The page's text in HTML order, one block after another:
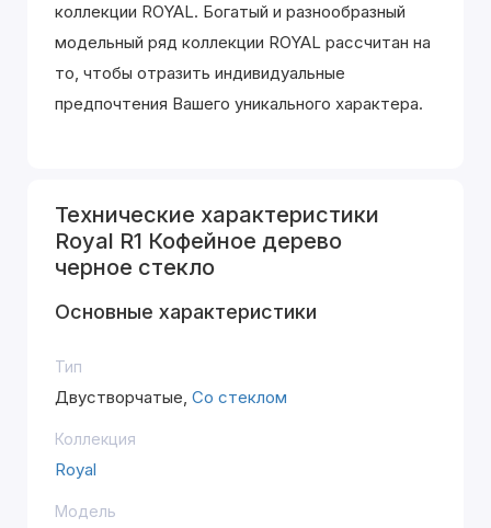
коллекции ROYAL. Богатый и разнообразный
модельный ряд коллекции ROYAL рассчитан на
то, чтобы отразить индивидуальные
предпочтения Вашего уникального характера.
Технические характеристики
Royal R1 Кофейное дерево
черное стекло
Основные характеристики
Тип
Двустворчатые, Со стеклом
Коллекция
Royal
Модель